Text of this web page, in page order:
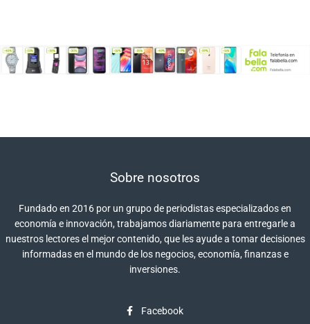
Sobre nosotros
Fundado en 2016 por un grupo de periodistas especializados en
economía e innovación, trabajamos diariamente para entregarle a
nuestros lectores el mejor contenido, que les ayude a tomar decisiones
informadas en el mundo de los negocios, economía, finanzas e
inversiones.
Facebook